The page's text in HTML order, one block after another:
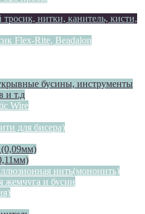
нитки, канитель, кисти,
Flex-Rite, Beadalon
бусины, инструменты
и т.д
Wire
для бисера)
нить(мононить)
жемчуга и бусин